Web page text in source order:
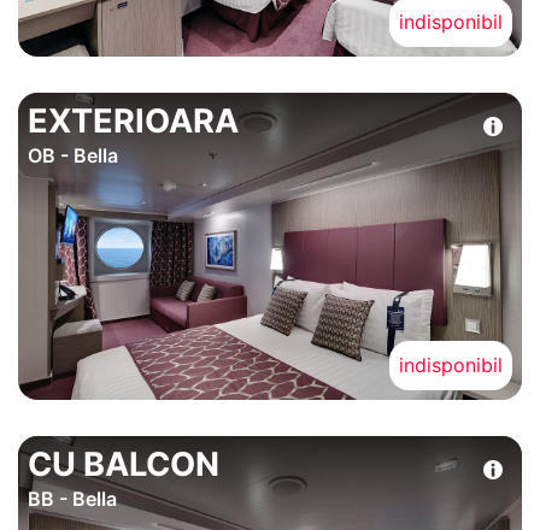
indisponibil
EXTERIOARA
OB - Bella
indisponibil
CU BALCON
BB - Bella